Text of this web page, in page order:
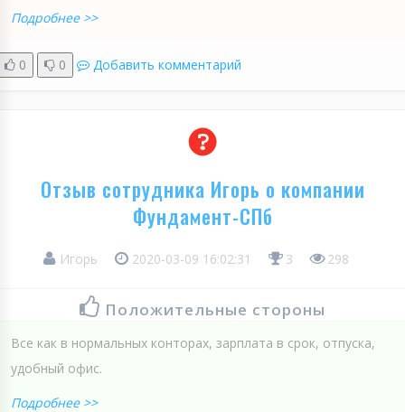
Подробнее >>
0 0 Добавить комментарий
Отзыв сотрудника Игорь о компании
Фундамент-СПб
Игорь 2020-03-09 16:02:31 3 298
Положительные стороны
Все как в нормальных конторах, зарплата в срок, отпуска,
удобный офис.
Подробнее >>